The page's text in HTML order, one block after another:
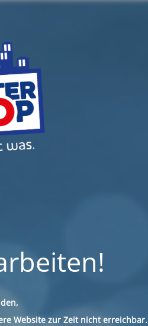
Website zur Zeit nicht erreichbar.